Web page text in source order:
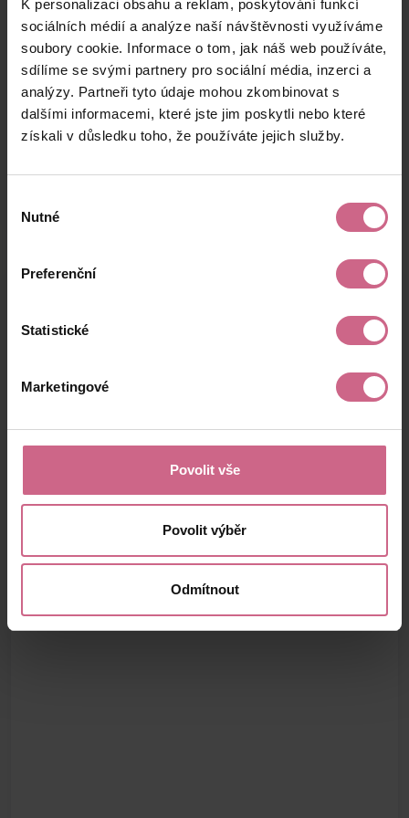
K personalizaci obsahu a reklam, poskytování funkcí
sociálních médií a analýze naší návštěvnosti využíváme
soubory cookie. Informace o tom, jak náš web používáte,
sdílíme se svými partnery pro sociální média, inzerci a
analýzy. Partneři tyto údaje mohou zkombinovat s
dalšími informacemi, které jste jim poskytli nebo které
získali v důsledku toho, že používáte jejich služby.
souhlasu
Nutné
Preferenční
Statistické
Marketingové
Povolit vše
Povolit výběr
Odmítnout
P****
D****
14. 8. 2024
20:13:19
D****
3 200 Kč
14. 8. 2024
20:04:06
1 056 Kč
T****
P****
7 770 Kč
14. 8. 2024
19:24:36
2 564 Kč
keyboard_arrow_left keyboard_arrow_right